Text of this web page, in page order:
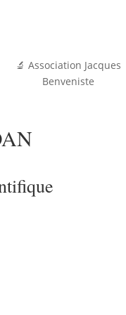
🔬 Association Jacques
Benveniste